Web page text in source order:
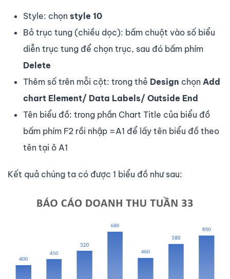
Style: chọn style 10
Bỏ trục tung (chiều dọc): bấm chuột vào số biểu
diễn trục tung để chọn trục, sau đó bấm phím
Delete
Thêm số trên mỗi cột: trong thẻ Design chọn Add
chart Element/ Data Labels/ Outside End
Tên biểu đồ: trong phần Chart Title của biểu đồ
bấm phím F2 rồi nhập =A1 để lấy tên biểu đồ theo
tên tại ô A1
Kết quả chúng ta có được 1 biểu đồ như sau: